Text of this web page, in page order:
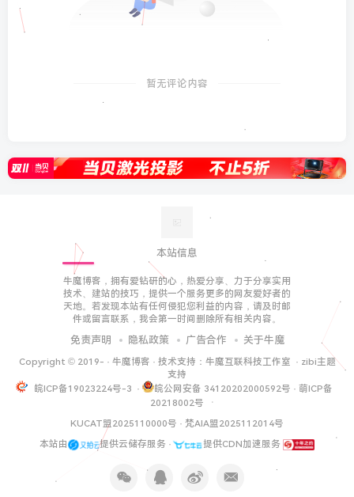
暂无评论内容
本站信息
牛魔博客，拥有爱钻研的心，热爱分享、力于分享实用
技术、建站的技巧，提供一个服务更多的网友爱好者的
天地。若发现本站有任何侵犯您利益的内容，请及时邮
件或留言联系，我会第一时间删除所有相关内容。
免责声明 隐私政策 广告合作 关于牛魔
Copyright © 2019- · 牛魔博客 · 技术支持： 牛魔互联科技工作室 · zibi主题
支持
皖ICP备19023224号-3 · 皖公网安备 34120202000592号 · 萌ICP备
20218002号
KUCAT盟2025110000号 · 梵AIA盟2025112014号
本站由
提供云储存服务 · 提供CDN加速服务